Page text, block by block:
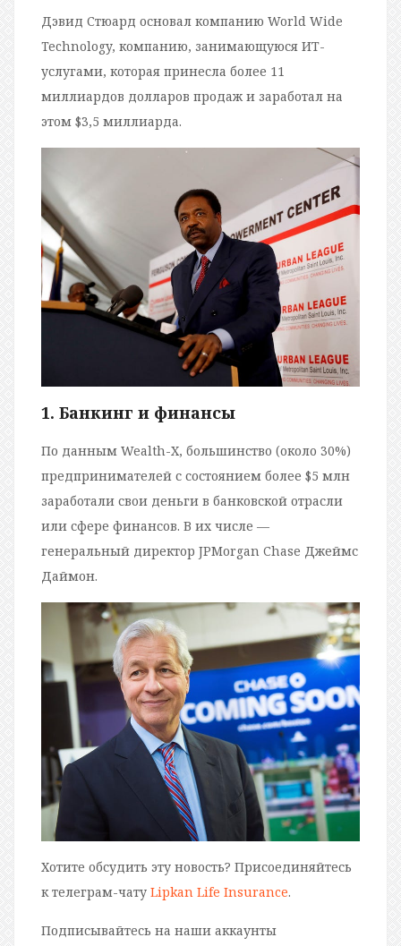
Дэвид Стюард основал компанию World Wide
Technology, компанию, занимающуюся ИТ-
услугами, которая принесла более 11
миллиардов долларов продаж и заработал на
этом $3,5 миллиарда.
1. Банкинг и финансы
По данным Wealth-X, большинство (около 30%)
предпринимателей с состоянием более $5 млн
заработали свои деньги в банковской отрасли
или сфере финансов. В их числе —
генеральный директор JPMorgan Chase Джеймс
Даймон.
Хотите обсудить эту новость? Присоединяйтесь
к телеграм-чату Lipkan Life Insurance.
Подписывайтесь на наши аккаунты